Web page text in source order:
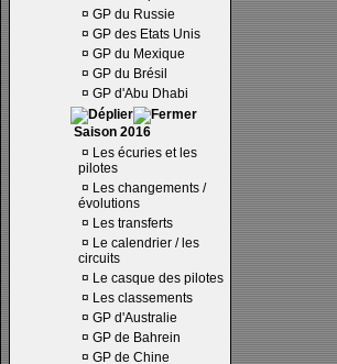
¤ GP du Russie
¤ GP des Etats Unis
¤ GP du Mexique
¤ GP du Brésil
¤ GP d'Abu Dhabi
Saison 2016
¤ Les écuries et les
pilotes
¤ Les changements /
évolutions
¤ Les transferts
¤ Le calendrier / les
circuits
¤ Le casque des pilotes
¤ Les classements
¤ GP d'Australie
¤ GP de Bahrein
¤ GP de Chine